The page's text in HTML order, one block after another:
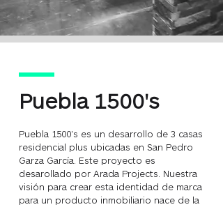
Puebla 1500's
Puebla 1500's es un desarrollo de 3 casas
residencial plus ubicadas en San Pedro
Garza García. Este proyecto es
desarollado por Arada Projects. Nuestra
visión para crear esta identidad de marca
para un producto inmobiliario nace de la